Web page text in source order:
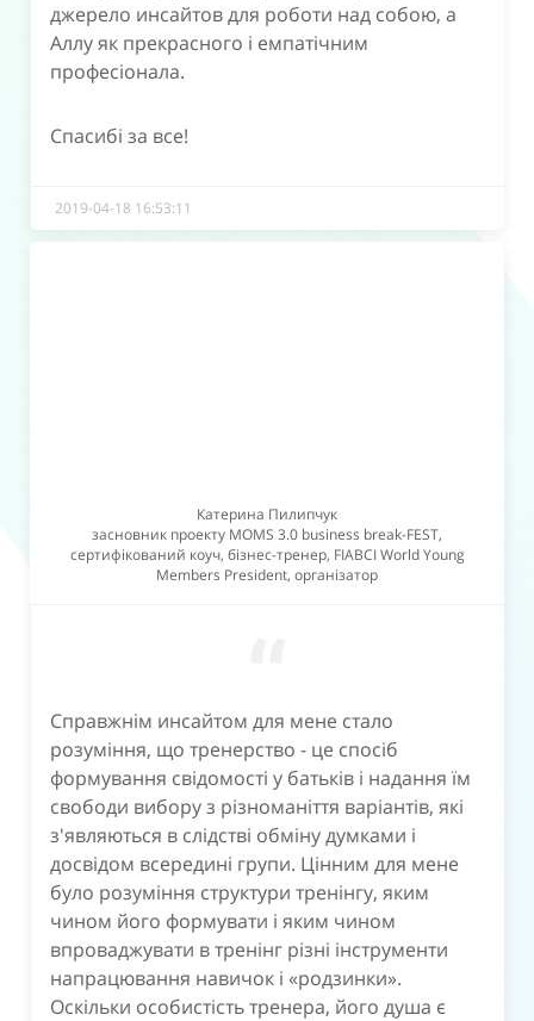
джерело инсайтов для роботи над собою, а
Аллу як прекрасного і емпатічним
професіонала.
Спасибі за все!
2019-04-18 16:53:11
Катерина Пилипчук
засновник проекту MOMS 3.0 business break-FEST,
сертифікований коуч, бізнес-тренер, FIABCI World Young
Members President, організатор
Справжнім инсайтом для мене стало
розуміння, що тренерство - це спосіб
формування свідомості у батьків і надання їм
свободи вибору з різноманіття варіантів, які
з'являються в слідстві обміну думками і
досвідом всередині групи. Цінним для мене
було розуміння структури тренінгу, яким
чином його формувати і яким чином
впроваджувати в тренінг різні інструменти
напрацювання навичок і «родзинки».
Оскільки особистість тренера, його душа є